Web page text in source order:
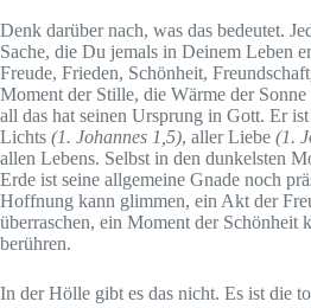
Denk darüber nach, was das bedeutet.
Sache, die Du jemals in Deinem Leben
Freude, Frieden, Schönheit,
Moment der Stille, die Wärme der
all das hat seinen Ursprung in Gott. Er
Lichts (1. Johannes 1,5), aller Liebe (1.
allen Lebens. Selbst in den dunkelsten
Erde ist seine allgemeine Gnade noch
Hoffnung kann glimmen, ein Akt der
überraschen, ein Moment der Schönheit
berühren.
In der Hölle gibt es das nicht. Es ist die